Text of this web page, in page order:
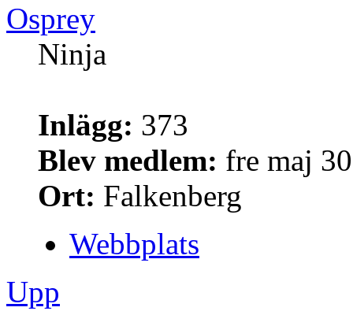
Osprey
Ninja
Inlägg: 373
Blev medlem: fre maj
Ort: Falkenberg
Webbplats
Upp